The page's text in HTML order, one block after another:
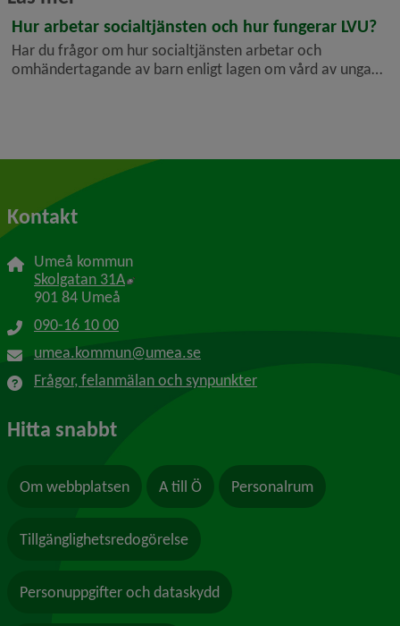
Hur arbetar socialtjänsten och hur fungerar LVU?
Har du frågor om hur socialtjänsten arbetar och
omhändertagande av barn enligt lagen om vård av unga
Kontakt
Umeå kommun
Skolgatan 31A Länk till annan webbplats, öppnas i nytt
901 84 Umeå
090-16 10 00
umea.kommun@umea.se
Frågor, felanmälan och synpunkter
Hitta snabbt
Om webbplatsen A till Ö Personalrum
Tillgänglighetsredogörelse
Personuppgifter och dataskydd